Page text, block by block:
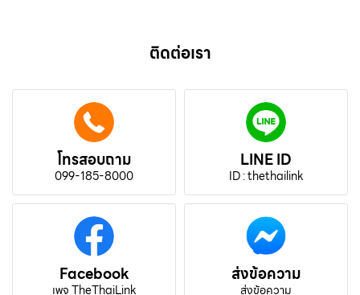
ติดต่อเรา
โทรสอบถาม
099-185-8000
LINE ID
ID : thethailink
Facebook
เพจ TheThaiLink
ส่งข้อความ
ส่งข้อความ